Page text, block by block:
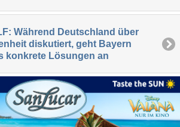
Während Deutschland über
diskutiert, geht Bayern
konkrete Lösungen an